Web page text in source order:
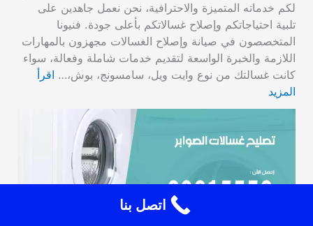
لكم خدماته المتميزة والاحترافية، نحن نعمل جاهدين على
تلبية احتياجاتكم وإصلاح غسالاتكم بأعلى جودة. فنيونا
المتخصصون في صيانة وإصلاح الغسالات مجهزون بالمهارات
اللازمة والخبرة الواسعة لتقديم خدمات شاملة وفعالة، سواء
كانت غسالتك من نوع وايت ويل، سامسونج، بوش،… اقرأ
المزيد
اتصل بنا